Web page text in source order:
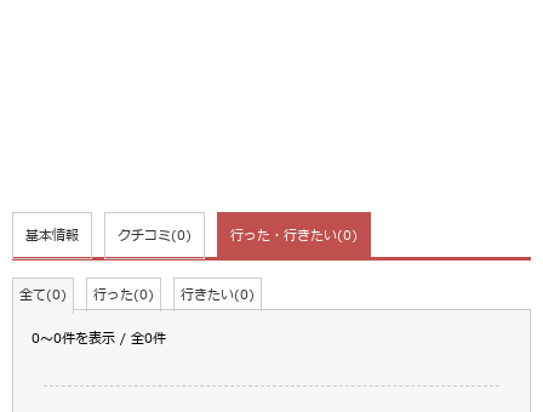
基本情報 クチコミ(0) 行った・行きたい(0)
全て(0) 行った(0) 行きたい(0)
0～0件を表示 / 全0件